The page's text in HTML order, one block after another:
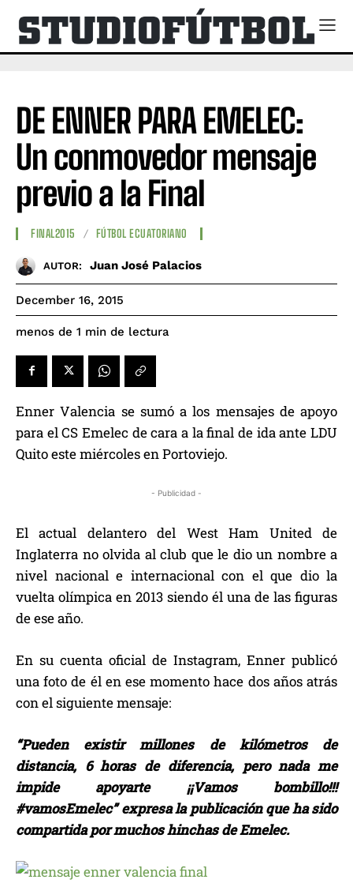
DE ENNER PARA EMELEC:
Un conmovedor mensaje
previo a la Final
FINAL2015 FÚTBOL ECUATORIANO
AUTOR: Juan José Palacios
December 16, 2015
menos de 1 min de lectura
Enner Valencia se sumó a los mensajes de apoyo
para el CS Emelec de cara a la final de ida ante LDU
Quito este miércoles en Portoviejo.
- Publicidad -
El actual delantero del West Ham United de
Inglaterra no olvida al club que le dio un nombre a
nivel nacional e internacional con el que dio la
vuelta olímpica en 2013 siendo él una de las figuras
de ese año.
En su cuenta oficial de Instagram, Enner publicó
una foto de él en ese momento hace dos años atrás
con el siguiente mensaje:
“Pueden existir millones de kilómetros de
distancia, 6 horas de diferencia, pero nada me
impide apoyarte ¡¡Vamos bombillo!!!
#vamosEmelec” expresa la publicación que ha sido
compartida por muchos hinchas de Emelec.